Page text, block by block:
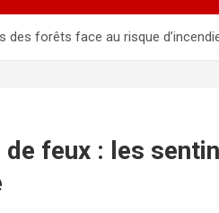
des forêts face au risque
de feux : les